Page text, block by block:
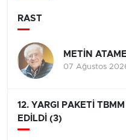
RAST
METİN
07 Ağustos
12. YARGI PAKETİ
EDİLDİ (3)